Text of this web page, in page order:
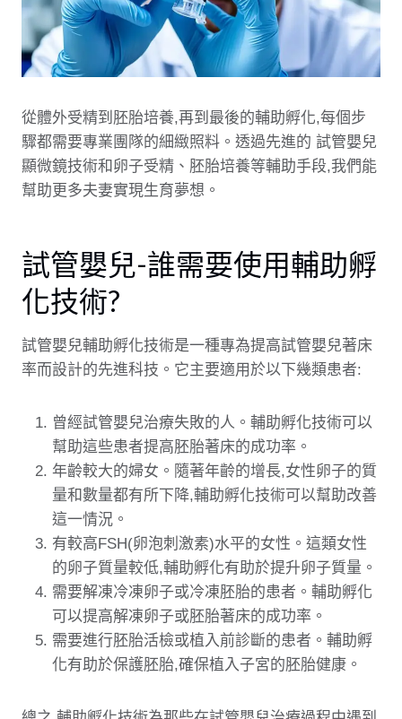
從體外受精到胚胎培養,再到最後的輔助孵化,每個步
驟都需要專業團隊的細緻照料。透過先進的 試管嬰兒
顯微鏡技術和 卵子受精 、 胚胎培養等輔助手段,我們能
幫助更多夫妻實現生育夢想。
試管嬰兒-誰需要使用輔助孵
化技術?
試管嬰兒輔助孵化技術是一種專為提高試管嬰兒著床
率而設計的先進科技。它主要適用於以下幾類患者:
曾經試管嬰兒治療失敗的人。輔助孵化技術可以
幫助這些患者提高胚胎著床的成功率。
年齡較大的婦女。隨著年齡的增長,女性卵子的質
量和數量都有所下降,輔助孵化技術可以幫助改善
這一情況。
有較高FSH(卵泡刺激素)水平的女性。這類女性
的卵子質量較低,輔助孵化有助於提升卵子質量。
需要解凍冷凍卵子或冷凍胚胎的患者。輔助孵化
可以提高解凍卵子或胚胎著床的成功率。
需要進行胚胎活檢或植入前診斷的患者。輔助孵
化有助於保護胚胎,確保植入子宮的胚胎健康。